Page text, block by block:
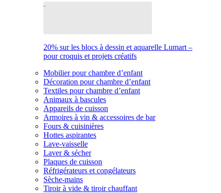
20% sur les blocs à dessin et aquarelle Lumart –
pour croquis et projets créatifs
Mobilier pour chambre d’enfant
Décoration pour chambre d’enfant
Textiles pour chambre d’enfant
Animaux à bascules
Appareils de cuisson
Armoires à vin & accessoires de bar
Fours & cuisinières
Hottes aspirantes
Lave-vaisselle
Laver & sécher
Plaques de cuisson
Réfrigérateurs et congélateurs
Sèche-mains
Tiroir à vide & tiroir chauffant